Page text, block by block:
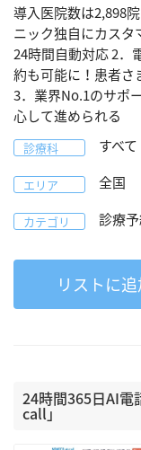
導入医院数は2,898
ニック独自にカスタ
24時間自動対応 2．
約も可能に！患者さ
3．業界No.1のサポ
心して進められる
診療科 すべて
エリア 全国
カテゴリ 診療
リストに
24時間365日AI電
call」